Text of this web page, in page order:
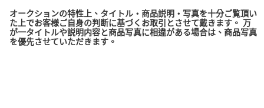
オークションの特性上、タイトル・商品説明・写真を十分ご覧頂い
た上でお客様ご自身の判断に基づくお取引とさせて戴きます。 万
が一タイトルや説明内容と商品写真に相違がある場合は、商品写真
を優先させていただきます。